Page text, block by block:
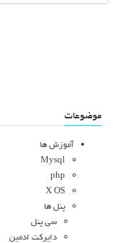
موضوعات
آموزش ها
Mysql
php
X OS
پنل ها
سی پنل
دایرکت ادمین